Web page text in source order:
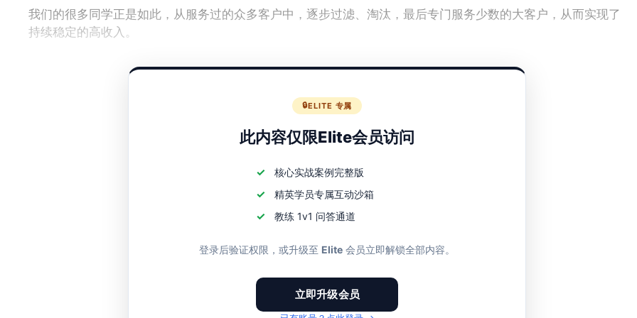
我们的很多同学正是如此，从服务过的众多客户中，逐步过滤、淘汰，最后专门服务少数的大客户，从而实现了
持续稳定的高收入。
然而，在这个过程中，应该注意哪些问题？有哪些顾虑？
ELITE 专属
此内容仅限Elite会员访问
核心实战案例完整版
精英学员专属互动沙箱
教练 1v1 问答通道
登录后验证权限，或升级至 Elite 会员立即解锁全部内容。
立即升级会员